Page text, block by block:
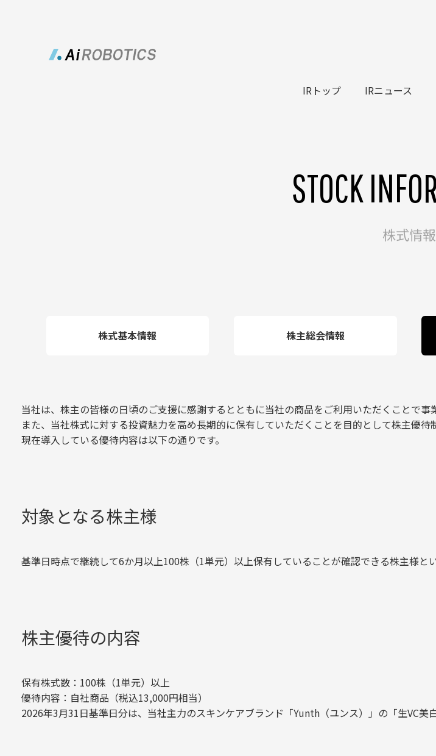
IRトップ IRニュース
STOCK
株式情報
株式基本情報 株主総会情報
当社は、株主の皆様の日頃のご支援に感謝するとともに当社の商品をご利用いただくことで事
また、当社株式に対する投資魅力を高め長期的に保有していただくことを目的として株主優待
現在導入している優待内容は以下の通りです。
対象となる株主様
基準日時点で継続して6か月以上100株（1単元）以上保有していることが確認できる株主様とい
株主優待の内容
保有株式数：100株（1単元）以上
優待内容：自社商品（税込13,000円相当）
2026年3月31日基準日分は、当社主力のスキンケアブランド「Yunth（ユンス）」の「生VC美